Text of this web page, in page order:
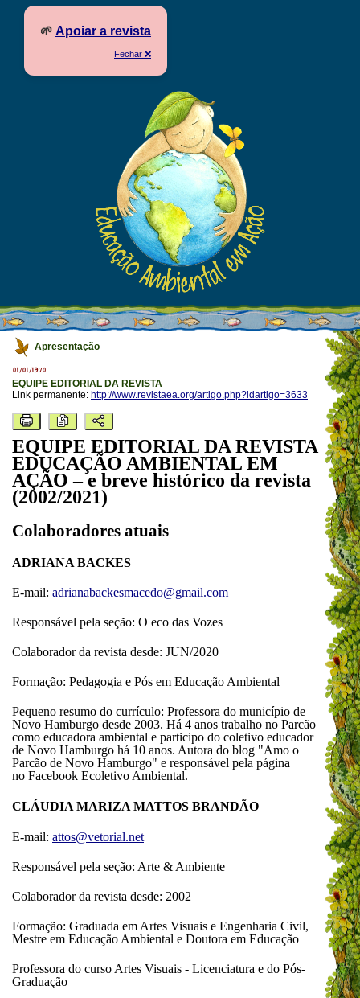
🌱 Apoiar a revista
Fechar ❌
Apresentação
01/01/1970
EQUIPE EDITORIAL DA REVISTA
Link permanente: http://www.revistaea.org/artigo.php?idartigo=3633
EQUIPE EDITORIAL DA REVISTA
EDUCAÇÃO AMBIENTAL EM
AÇÃO – e breve histórico da revista
(2002/2021)
Colaboradores atuais
ADRIANA BACKES
E-mail: adrianabackesmacedo@gmail.com
Responsável pela seção: O eco das Vozes
Colaborador da revista desde: JUN/2020
Formação: Pedagogia e Pós em Educação Ambiental
Pequeno resumo do currículo: Professora do município de
Novo Hamburgo desde 2003. Há 4 anos trabalho no Parcão
como educadora ambiental e participo do coletivo educador
de Novo Hamburgo há 10 anos. Autora do blog "Amo o
Parcão de Novo Hamburgo" e responsável pela página
no Facebook Ecoletivo Ambiental.
CLÁUDIA MARIZA MATTOS BRANDÃO
E-mail: attos@vetorial.net
Responsável pela seção: Arte & Ambiente
Colaborador da revista desde: 2002
Formação: Graduada em Artes Visuais e Engenharia Civil,
Mestre em Educação Ambiental e Doutora em Educação
Professora do curso Artes Visuais - Licenciatura e do Pós-
Graduação